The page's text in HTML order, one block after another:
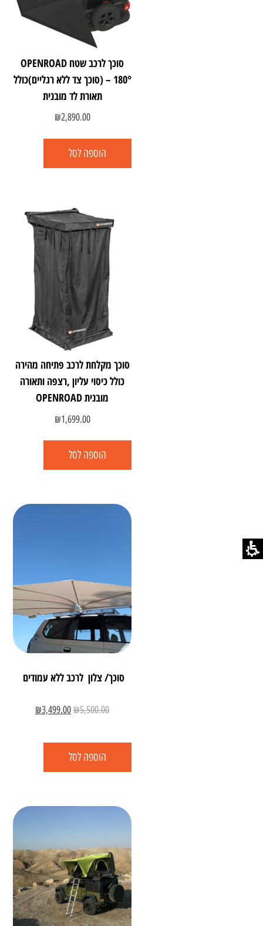
סוכך לרכב שטח OPENROAD
180° – (סוכך צד ללא רגליים)כולל
תאורת לד מובנית
₪2,890.00
הוספה לסל
סוכך מקלחת לרכב פתיחה מהירה
כולל כיסוי עליון ,רצפה ותאורה
מובנית OPENROAD
₪1,699.00
הוספה לסל
סוכך/ צלון לרכב ללא עמודים
₪5,500.00
₪3,499.00
הוספה לסל